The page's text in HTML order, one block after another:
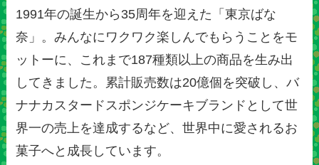
1991年の誕生から35周年を迎えた「東京ばな
奈」。みんなにワクワク楽しんでもらうことをモ
ットーに、これまで187種類以上の商品を生み出
してきました。累計販売数は20億個を突破し、バ
ナナカスタードスポンジケーキブランドとして世
界一の売上を達成するなど、世界中に愛されるお
菓子へと成長しています。